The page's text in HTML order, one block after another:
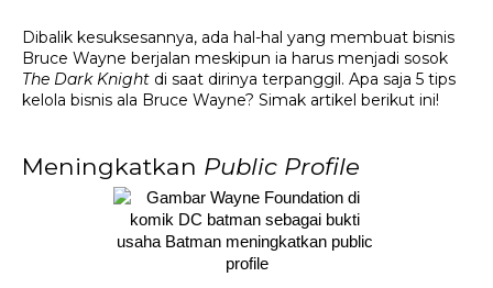
Dibalik kesuksesannya, ada hal-hal yang membuat bisnis
The Dark Knight di saat dirinya terpanggil. Apa saja 5 tips
kelola bisnis ala Bruce Wayne? Simak artikel berikut ini!
Meningkatkan Public Profile